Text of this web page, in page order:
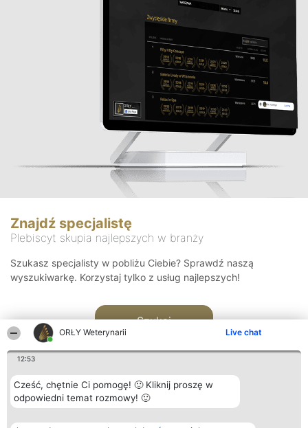
ORŁY Weterynarii Live chat
12:53
Cześć, chętnie Ci pomogę! 🙂 Kliknij proszę w
odpowiedni temat rozmowy! 🙂
Znajdź specjalistę
Plebiscyt skupia najlepszych w branży
Szukasz specjalisty w pobliżu Ciebie? Sprawdź naszą
wyszukiwarkę. Korzystaj tylko z usług najlepszych!
Szukaj
Organizator plebiscytu Plebiscyt Kontakt